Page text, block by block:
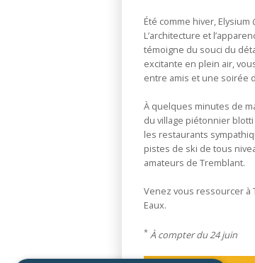
Été comme hiver,
L’architecture et
témoigne du souci du
excitante en plein air,
entre amis et une soirée
À quelques minutes de
du village piétonnier
les restaurants
pistes de ski de tous
amateurs de Tremblant.
Venez vous ressourcer à
Eaux.
* À compter du 24 juin